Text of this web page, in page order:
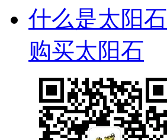
什么是太阳石
购买太阳石